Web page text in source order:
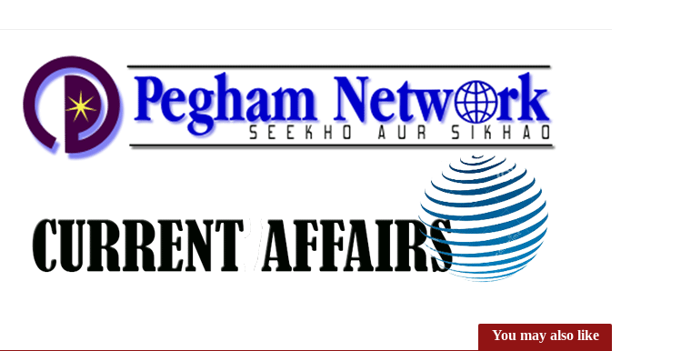
You may also like